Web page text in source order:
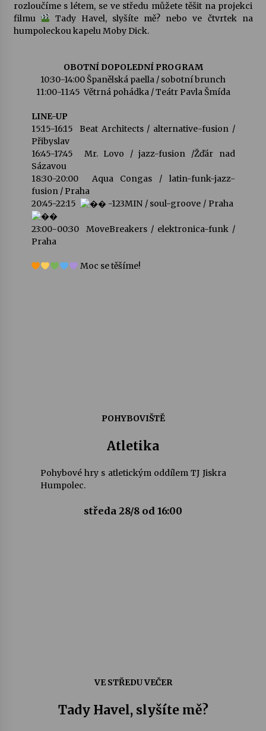
Pozvánka na integrační festival Quijotova
Letní koncerty ve Stromovce: Kolchoz a
Jenakaši
23. 7. 2026
Letní koncerty ve Stromovce: Rufus Miller
22. 7. 2026
17. 7. 2026
30. 6. 2026
rozloučíme s létem, se ve středu můžete těšit na projekci
filmu
Tady Havel, slyšíte mě? nebo ve čtvrtek na
humpoleckou kapelu Moby Dick.
OBOTNÍ DOPOLEDNÍ PROGRAM
10:30-14:00 Španělská paella / sobotní brunch
11:00-11:45 Větrná pohádka / Teátr Pavla Šmída
LINE-UP
15:15-16:15 Beat Architects / alternative-fusion /
Přibyslav
16:45-17:45 Mr. Lovo / jazz-fusion /Žďár nad
Sázavou
18:30-20:00 Aqua Congas / latin-funk-jazz-
fusion / Praha
20:45-22:15
-123MIN / soul-groove / Praha
23:00-00:30 MoveBreakers / elektronica-funk /
Praha
Moc se těšíme!
POHYBOVIŠTĚ
Atletika
Pohybové hry s atletickým oddílem TJ Jiskra
Humpolec.
středa 28/8 od 16:00
VE STŘEDU VEČER
Tady Havel, slyšíte mě?